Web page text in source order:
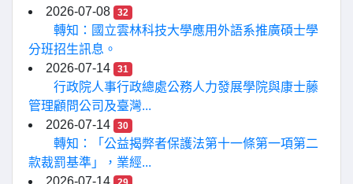
2026-07-08
32
轉知：國立雲林科技大學應用外語系推廣碩士學
分班招生訊息。
2026-07-14
31
行政院人事行政總處公務人力發展學院與康士藤
管理顧問公司及臺灣...
2026-07-14
30
轉知：「公益揭弊者保護法第十一條第一項第二
款裁罰基準」，業經...
2026-07-14